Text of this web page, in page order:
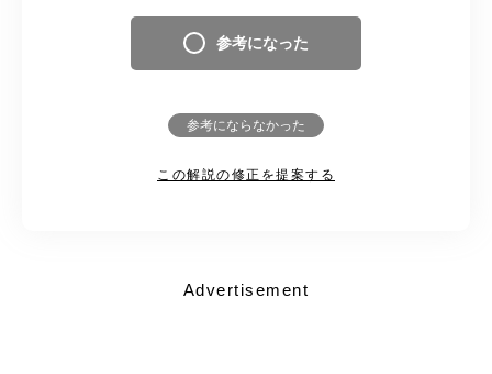
参考になった
参考にならなかった
この解説の修正を提案する
Advertisement